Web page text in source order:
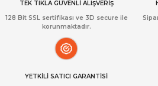
TEK TIKLA GÜVENLİ ALIŞVERİŞ
128 Bit SSL sertifikası ve 3D secure ile
korunmaktadır.
YETKİLİ SATICI GARANTİSİ